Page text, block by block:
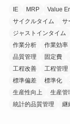
IE MRP Value
サイクルタイム
サ
ジャストインタイム
作業分析
作業効率
品質管理
固定費
工程改善
工程管理
標準偏差
標準化
生産性向上
生産管
統計的品質管理
継